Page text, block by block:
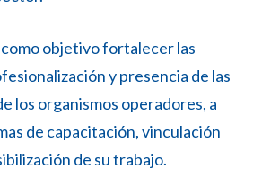
objetivo fortalecer las
y presencia de las
los organismos operadores, a
de capacitación, vinculación
de su trabajo.